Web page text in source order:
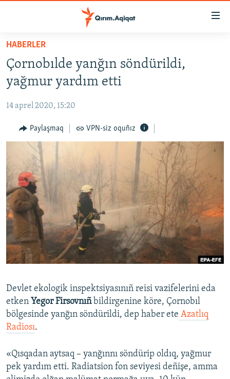
Esas
qaytmaq
Baş
navigatsiyağa
qaytmaq
qaytmaq
HABERLER
SİYASET
İQTİSADİYAT
CEMİYET
MEDENİYET
İNSAN AQLARI
VİDEO
SÜRET
BLOGLAR
FİKİR
Русский
Українською
QOŞULIÑIZ!
HABERLER
Çornobılde yanğın söndürildi,
yağmur yardım etti
14 aprel 2020, 15:20
Paylaşmaq VPN-siz oquñız
Devlet ekologik inspektsiyasınıñ reisi vazifelerini eda
etken Yegor Firsovnıñbildirgenine köre, Çornobıl
bölgesinde yanğın söndürildi, dep haber ete Azatlıq
Radiosı.
«Qısqadan aytsaq – yanğınnı söndürip oldıq, yağmur
pek yardım etti. Radiatsion fon seviyesi deñişe, amma